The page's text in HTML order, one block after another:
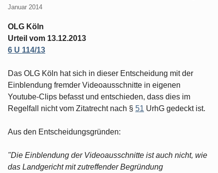
Januar 2014
OLG Köln
Urteil vom 13.12.2013
6 U 114/13
Das OLG Köln hat sich in dieser Entscheidung mit der
Einblendung fremder Videoausschnitte in eigenen
Youtube-Clips befasst und entschieden, dass dies im
Regelfall nicht vom Zitatrecht nach § 51 UrhG gedeckt ist.
Aus den Entscheidungsgründen:
"Die Einblendung der Videoausschnitte ist auch nicht, wie
das Landgericht mit zutreffender Begründung